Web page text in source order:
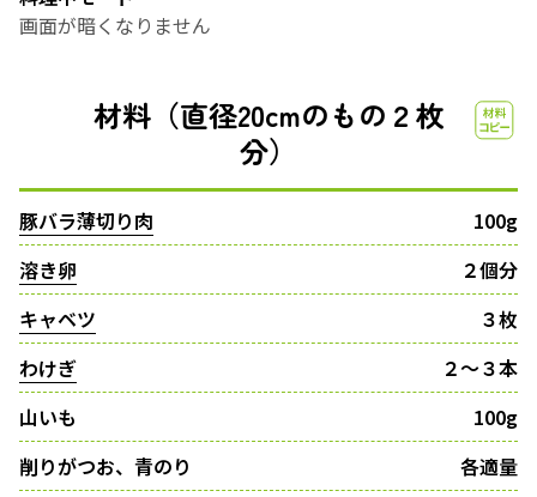
画面が暗くなりません
材料（直径20cmのもの２枚
分）
豚バラ薄切り肉
100g
溶き卵
２個分
キャベツ
３枚
わけぎ
２〜３本
山いも
100g
削りがつお、青のり
各適量